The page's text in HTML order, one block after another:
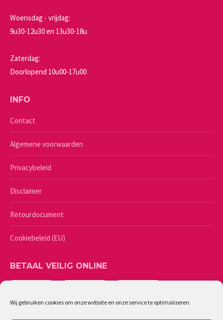
Wij gebruiken cookies om onze website en onze service te optimaliseren.
Woensdag - vrijdag:
9u30-12u30 en 13u30-18u
Zaterdag:
Doorlopend 10u00-17u00
INFO
Contact
Algemene voorwaarden
Privacybeleid
Disclaimer
Retourdocument
Cookiebeleid (EU)
BETAAL VEILIG ONLINE